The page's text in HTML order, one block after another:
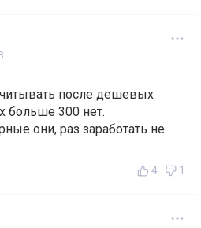
после дешевых
больше 300 нет.
они, раз заработать не
4 1